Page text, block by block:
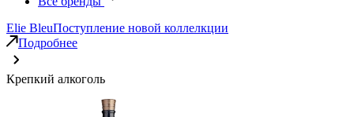
Elie BleuПоступление новой коллелкции
Подробнее
Крепкий алкоголь